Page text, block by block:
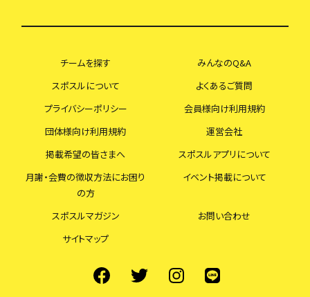
チームを探す
みんなのQ&A
スポスルについて
よくあるご質問
プライバシーポリシー
会員様向け利用規約
団体様向け利用規約
運営会社
掲載希望の皆さまへ
スポスルアプリについて
月謝・会費の徴収方法にお困り
の方
イベント掲載について
スポスルマガジン
お問い合わせ
サイトマップ